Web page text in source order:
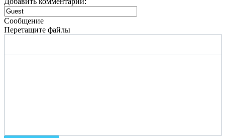
Сообщение
Перетащите файлы